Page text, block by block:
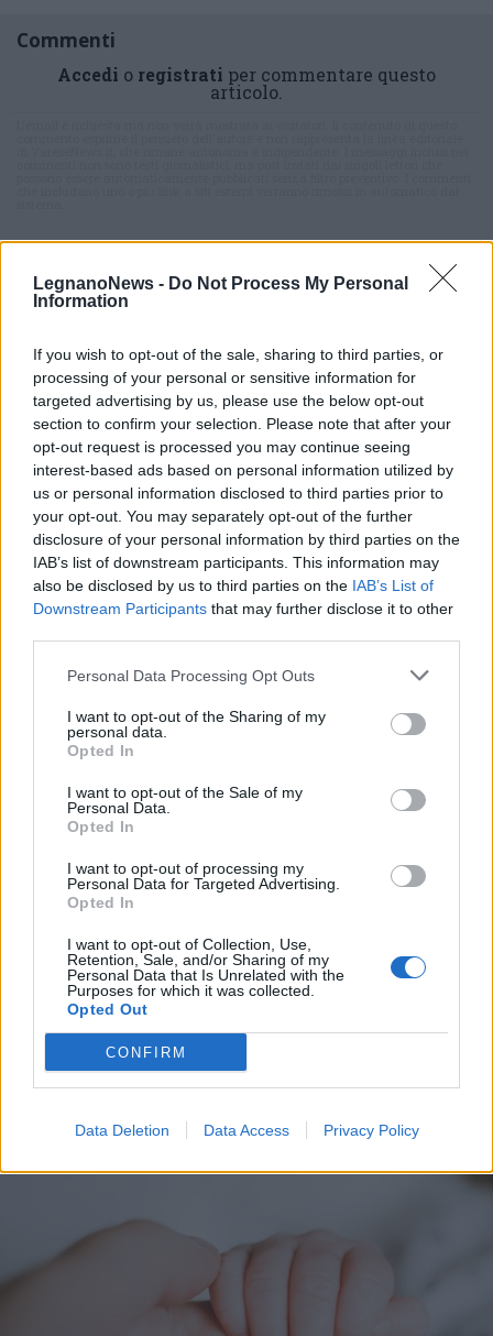
LegnanoNews - Do Not Process My Personal
Information
If you wish to opt-out of the sale, sharing to third parties, or
processing of your personal or sensitive information for
targeted advertising by us, please use the below opt-out
section to confirm your selection. Please note that after your
opt-out request is processed you may continue seeing
interest-based ads based on personal information utilized by
us or personal information disclosed to third parties prior to
your opt-out. You may separately opt-out of the further
disclosure of your personal information by third parties on the
IAB’s list of downstream participants. This information may
also be disclosed by us to third parties on the IAB’s List of
Downstream Participants that may further disclose it to other
Personal Data Processing Opt Outs
I want to opt-out of the Sharing of my
personal data.
Opted In
I want to opt-out of the Sale of my
Personal Data.
Opted In
I want to opt-out of processing my
Personal Data for Targeted Advertising.
Opted In
I want to opt-out of Collection, Use,
Retention, Sale, and/or Sharing of my
Personal Data that Is Unrelated with the
Purposes for which it was collected.
Opted Out
CONFIRM
Data Deletion Data Access Privacy Policy
Commenti
Accedi o registrati per commentare questo
articolo.
ALTRE NOTIZIE DI BUSTO GAROLFO
BUSTO GAROLFO - DAIRAGO
Incendio al confine tra Busto
Garolfo e Dairago: in fiamme quasi
4.000 metri quadrati di verde